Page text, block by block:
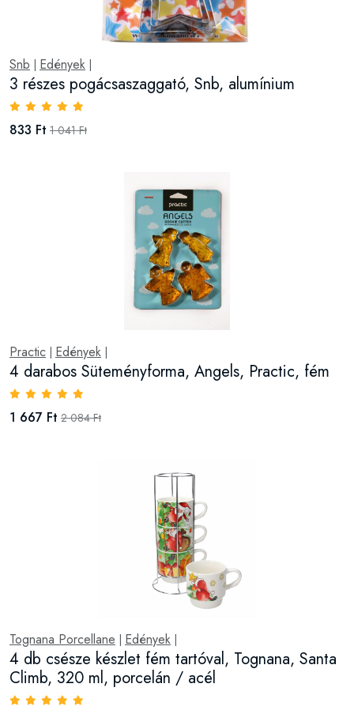
Snb | Edények |
3 részes pogácsaszaggató, Snb, alumínium
833 Ft 1 041 Ft
Practic | Edények |
4 darabos Süteményforma, Angels, Practic, fém
1 667 Ft 2 084 Ft
Tognana Porcellane | Edények |
4 db csésze készlet fém tartóval, Tognana, Santa
Climb, 320 ml, porcelán / acél